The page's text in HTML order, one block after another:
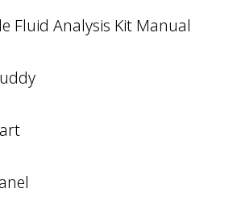
Fluid Analysis Kit Manual